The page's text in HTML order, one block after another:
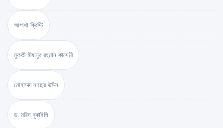
আগাথা ক্রিস্টি
মুফতী মীযানুর রহমান কাসেমী
মোহাম্মদ নাছের উদ্দিন
ড. মরিস বুকাইলি